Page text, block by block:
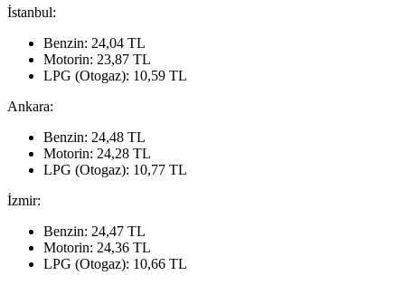
İstanbul:
Benzin: 24,04 TL
Motorin: 23,87 TL
LPG (Otogaz): 10,59 TL
Ankara:
Benzin: 24,48 TL
Motorin: 24,28 TL
LPG (Otogaz): 10,77 TL
İzmir:
Benzin: 24,47 TL
Motorin: 24,36 TL
LPG (Otogaz): 10,66 TL